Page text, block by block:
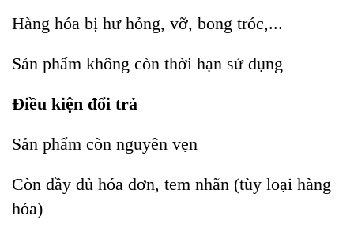
Hàng hóa bị hư hỏng, vỡ, bong tróc,...
Sản phẩm không còn thời hạn sử dụng
Điều kiện đổi trả
Sản phẩm còn nguyên vẹn
Còn đầy đủ hóa đơn, tem nhãn (tùy loại hàng
hóa)